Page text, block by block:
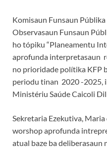
Komisaun Funsaun
Observasaun Funsaun
ho tópiku “Planeamentu
aprofunda interpretasaun
no prioridade polítika KFP
periodu tinan 2020 -2025,
Ministériu Saúde Caicoli
Sekretaria Ezekutiva,
worshop aprofunda
atual baze ba